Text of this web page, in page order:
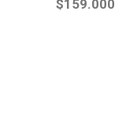
$159.000